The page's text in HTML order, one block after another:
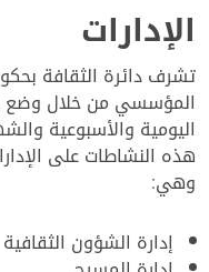
الإدارات
تشرف دائرة الثقافة
المؤسسي من خلال وضع
اليومية والأسبوعية
هذه النشاطات على
وهي:
إدارة الشؤون الثقافية